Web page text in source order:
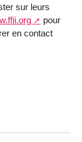
sur leurs
pour
en contact